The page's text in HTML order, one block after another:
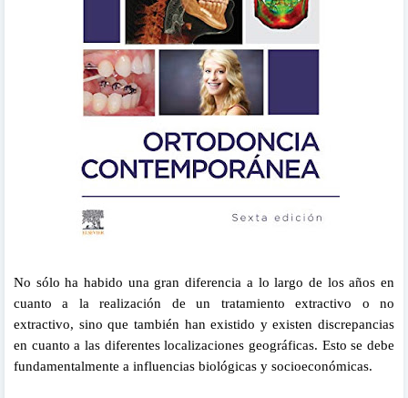
No sólo ha habido una gran diferencia a lo largo de los años en
cuanto a la realización de un tratamiento extractivo o no
extractivo, sino que también han existido y existen discrepancias
en cuanto a las diferentes localizaciones geográficas. Esto se debe
fundamentalmente a influencias biológicas y socioeconómicas.